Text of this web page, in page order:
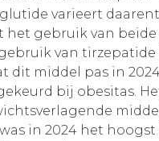
varieert
het gebruik van
van tirzepatide
dit middel pas in
bij obesitas.
in 2024 het hoogst